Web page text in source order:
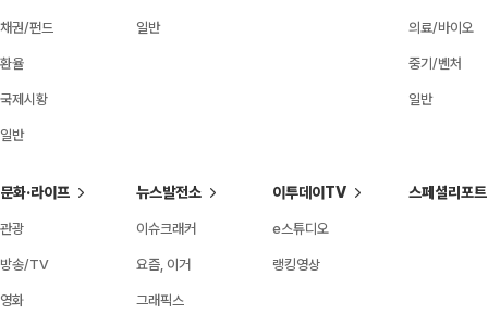
채권/펀드
환율
국제시황
일반
일반 의료/바이오
중기/벤처
일반
문화·라이프
관광
방송/TV
영화
뉴스발전소
이슈크래커
요즘, 이거
그래픽스
이투데이TV
e스튜디오
랭킹영상
스페셜리포트